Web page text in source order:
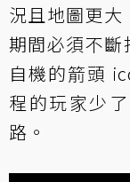
況且地圖更
期間必須不斷
自機的箭頭
程的玩家少
路。